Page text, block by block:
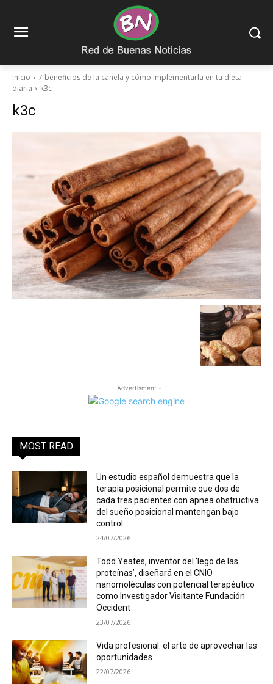
Inicio
7 beneficios de la canela y cómo implementarla en tu dieta
diaria
k3c
k3c
- Advertisment -
MOST READ
Un estudio español demuestra que la
terapia posicional permite que dos de
cada tres pacientes con apnea obstructiva
del sueño posicional mantengan bajo
control...
24/07/2026
Todd Yeates, inventor del ‘lego de las
proteínas’, diseñará en el CNIO
nanomoléculas con potencial terapéutico
como Investigador Visitante Fundación
Occident
23/07/2026
Vida profesional: el arte de aprovechar las
oportunidades
22/07/2026